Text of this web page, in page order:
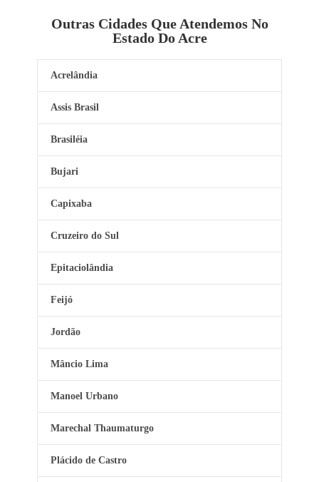
Outras Cidades Que Atendemos No
Estado Do Acre
Acrelândia
Assis Brasil
Brasiléia
Bujari
Capixaba
Cruzeiro do Sul
Epitaciolândia
Feijó
Jordão
Mâncio Lima
Manoel Urbano
Marechal Thaumaturgo
Plácido de Castro